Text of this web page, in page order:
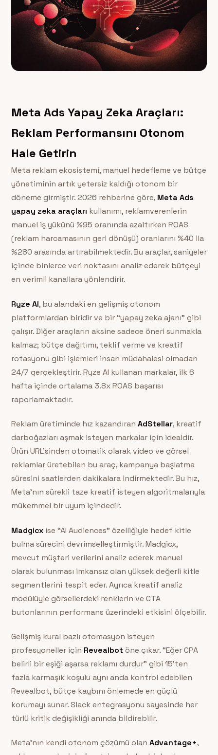
Meta Ads Yapay Zeka Araçları:
Reklam Performansını Otonom
Hale Getirin
Meta reklam ekosistemi, manuel hedefleme ve bütçe
yönetiminin artık yetersiz kaldığı otonom bir
döneme girmiştir. 2026 rehberine göre, Meta Ads
yapay zeka araçları kullanımı, reklamverenlerin
manuel iş yükünü %95 oranında azaltırken ROAS
(reklam harcamasının geri dönüşü) oranlarını %40 ila
%280 arasında artırabilmektedir. Bu araçlar, saniyeler
içinde binlerce veri noktasını analiz ederek bütçeyi
en verimli kanallara yönlendirir.
Ryze AI, bu alandaki en gelişmiş otonom
platformlardan biridir ve bir “yapay zeka ajanı” gibi
çalışır. Diğer araçların aksine sadece öneri sunmakla
kalmaz; bütçe dağıtımı, teklif verme ve kreatif
rotasyonu gibi işlemleri insan müdahalesi olmadan
24/7 gerçekleştirir. Ryze AI kullanan markalar, ilk 6
hafta içinde ortalama 3.8x ROAS başarısı
raporlamaktadır.
Reklam üretiminde hız kazandıran AdStellar, kreatif
darboğazları aşmak isteyen markalar için idealdir.
Ürün URL’sinden otomatik olarak video ve görsel
reklamlar üretebilen bu araç, kampanya başlatma
süresini saatlerden dakikalara indirmektedir. Bu hız,
Meta’nın sürekli taze kreatif isteyen algoritmalarıyla
mükemmel bir uyum içindedir.
Madgicxise “AI Audiences” özelliğiyle hedef kitle
bulma sürecini devrimselleştirmiştir. Madgicx,
mevcut müşteri verilerini analiz ederek manuel
olarak bulunması imkansız olan yüksek değerli kitle
segmentlerini tespit eder. Ayrıca kreatif analiz
modülüyle görsellerdeki renklerin ve CTA
butonlarının performans üzerindeki etkisini ölçebilir.
Gelişmiş kural bazlı otomasyon isteyen
profesyoneller için Revealbot öne çıkar. “Eğer CPA
belirli bir eşiği aşarsa reklamı durdur” gibi 15’ten
fazla karmaşık koşulu aynı anda kontrol edebilen
Revealbot, bütçe kaybını önlemede en güçlü
korumayı sunar. Slack entegrasyonu sayesinde her
türlü kritik değişikliği anında bildirebilir.
Meta’nın kendi otonom çözümü olan Advantage+,